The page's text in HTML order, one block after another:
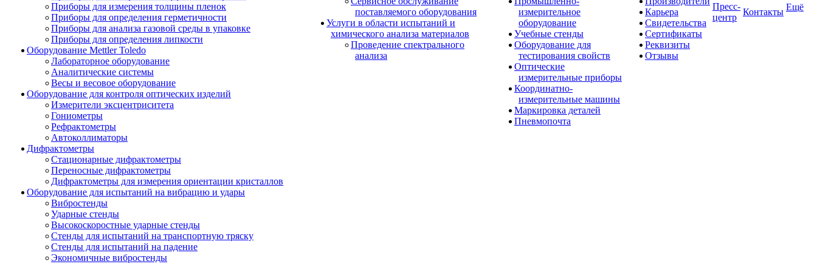
Приборы для измерения толщины пленок
Приборы для определения герметичности
Приборы для анализа газовой среды в упаковке
Приборы для определения липкости
Оборудование Mettler Toledo
Лабораторное оборудование
Аналитические системы
Весы и весовое оборудование
Оборудование для контроля оптических изделий
Измерители эксцентриситета
Гониометры
Рефрактометры
Автоколлиматоры
Дифрактометры
Стационарные дифрактометры
Переносные дифрактометры
Дифрактометры для измерения ориентации кристаллов
Оборудование для испытаний на вибрацию и удары
Вибростенды
Ударные стенды
Высокоскоростные ударные стенды
Стенды для испытаний на транспортную тряску
Стенды для испытаний на падение
Экономичные вибростенды
поставляемого оборудования
Услуги в области испытаний и
химического анализа материалов
Проведение спектрального
анализа
измерительное
оборудование
Учебные стенды
Оборудование для
тестирования свойств
Оптические
измерительные приборы
Координатно-
измерительные машины
Маркировка деталей
Пневмопочта
Карьера
Свидетельства
Сертификаты
Реквизиты
Отзывы
Пресс-
центр
Контакты Ещё